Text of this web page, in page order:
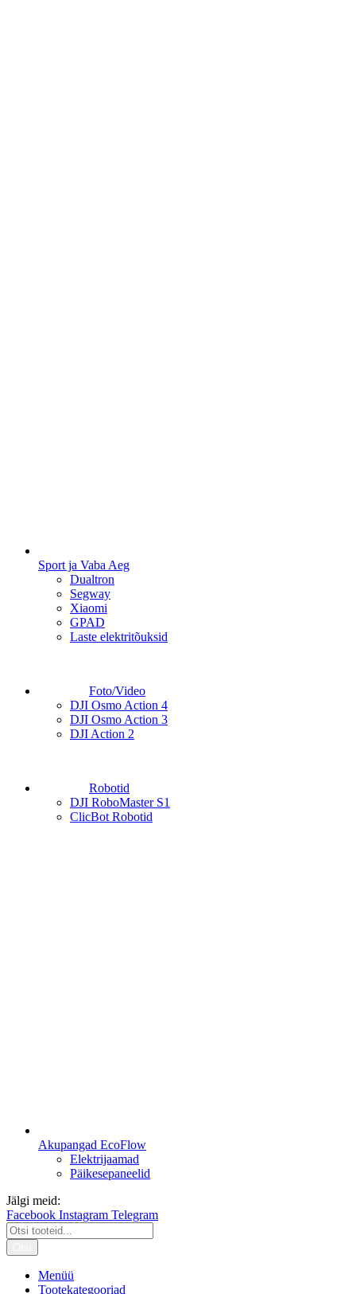
Sport ja Vaba Aeg
Dualtron
Segway
Xiaomi
GPAD
Laste elektritõuksid
Foto/Video
DJI Osmo Action 4
DJI Osmo Action 3
DJI Action 2
Robotid
DJI RoboMaster S1
ClicBot Robotid
Akupangad EcoFlow
Elektrijaamad
Päikesepaneelid
Jälgi meid:
Facebook Instagram Telegram
Menüü
Tootekategooriad